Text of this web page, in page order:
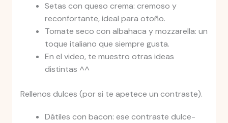
Setas con queso crema: cremoso y
reconfortante, ideal para otoño.
Tomate seco con albahaca y mozzarella: un
toque italiano que siempre gusta.
En el video, te muestro otras ideas
distintas ^^
Rellenos dulces (por si te apetece un contraste).
Dátiles con bacon: ese contraste dulce-